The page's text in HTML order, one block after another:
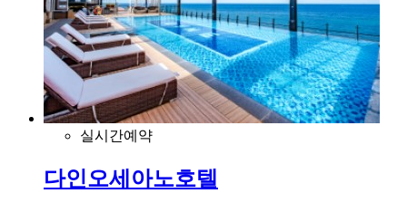
실시간예약
다인오세아노호텔